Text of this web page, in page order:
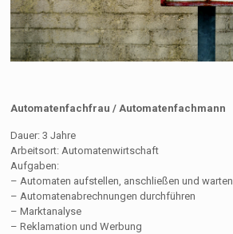
Automatenfachfrau / Automatenfachmann
Dauer: 3 Jahre
Arbeitsort: Automatenwirtschaft
Aufgaben:
– Automaten aufstellen, anschließen und warten
– Automatenabrechnungen durchführen
– Marktanalyse
– Reklamation und Werbung